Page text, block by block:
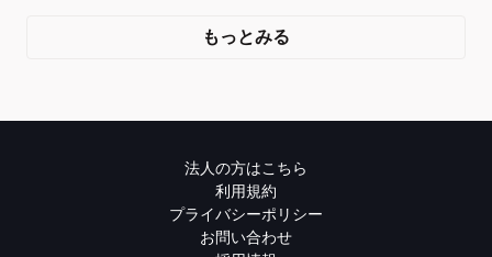
もっとみる
法人の方はこちら
利用規約
プライバシーポリシー
お問い合わせ